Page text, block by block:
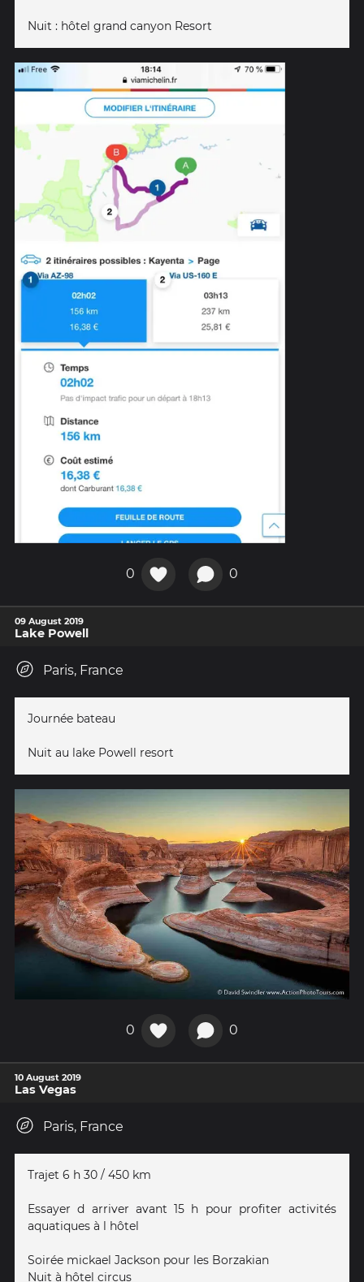
Nuit : hôtel grand canyon Resort
0 0
09 August 2019
Lake Powell
Paris, France
Journée bateau
Nuit au lake Powell resort
0 0
10 August 2019
Las Vegas
Paris, France
Trajet 6 h 30 / 450 km
Essayer d arriver avant 15 h pour profiter activités
aquatiques à l hôtel
Soirée mickael Jackson pour les Borzakian
Nuit à hôtel circus